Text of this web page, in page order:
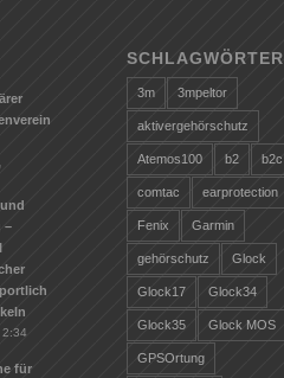
–
2:34
für
SCHLAGWÖRTER
3m 3mpeltor
aktivergehörschutz
Atemos100 b2 b2c
comtac earprotection
Fenix Garmin
gehörschutz Glock
Glock17 Glock34
Glock35 Glock MOS
GPSOrtung